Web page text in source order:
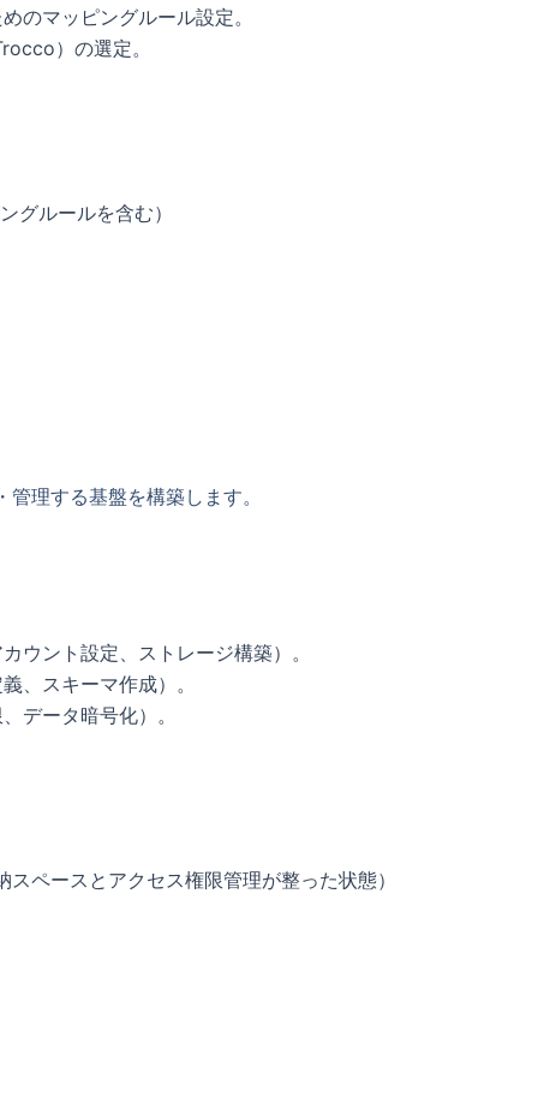
のマッピングルール設定。
）の選定。
グルールを含む）
理する基盤を構築します。​
ウント設定、ストレージ構築）。
、スキーマ作成）。
データ暗号化）。
ペースとアクセス権限管理が整った状態）